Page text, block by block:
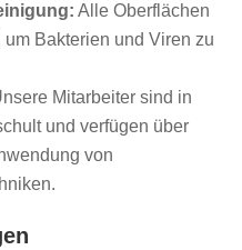
Alle Oberflächen
Bakterien und Viren zu
Mitarbeiter sind in
und verfügen über
von